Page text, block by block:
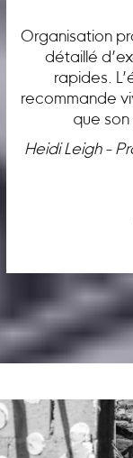
Organisation
détaillé
rapides.
recommande
que
Heidi Leigh -